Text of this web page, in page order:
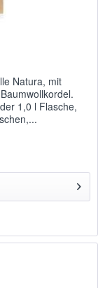
Natura, mit
1,0 l Flasche,